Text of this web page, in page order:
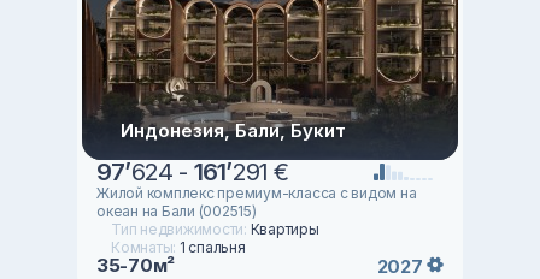
Индонезия, Бали, Букит
97’624 - 161’291 €
Жилой комплекс премиум-класса с видом на
океан на Бали (002515)
Тип недвижимости: Квартиры
Комнаты: 1 спальня
35-70м² 2027